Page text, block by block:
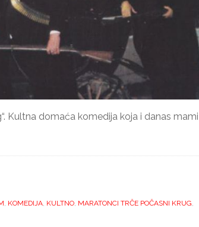
Kultna domaća komedija koja i danas mami
, KOMEDIJA, KULTNO, MARATONCI TRČE POČASNI KRUG,